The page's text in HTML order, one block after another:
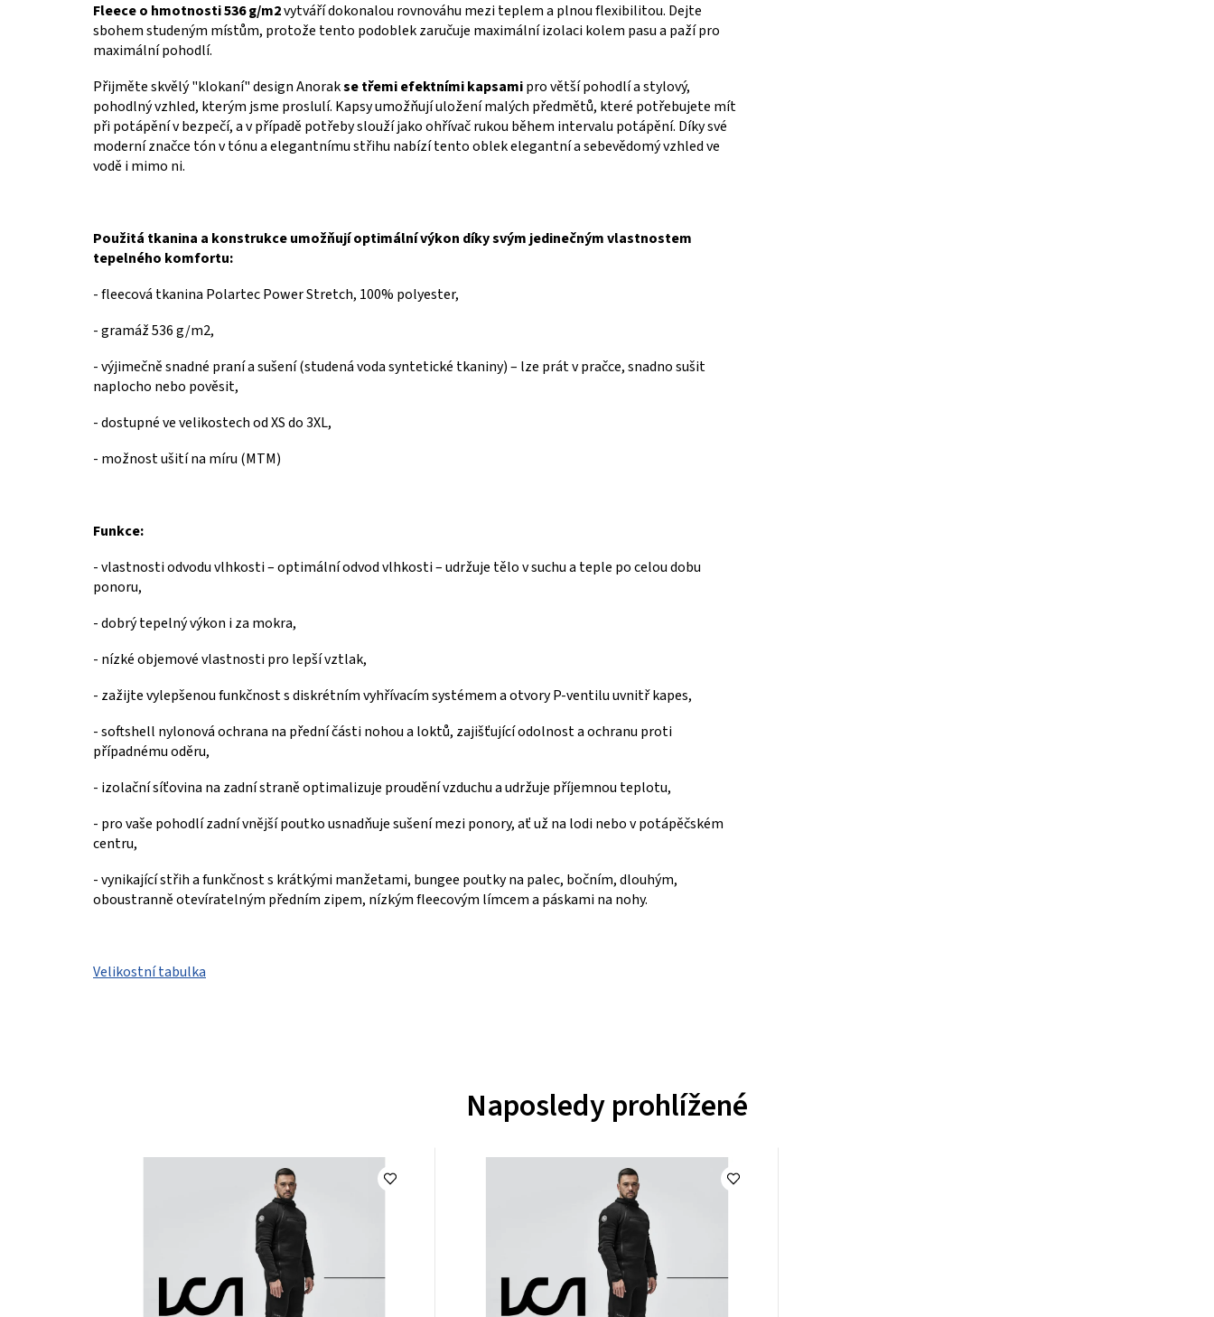
Fleece o hmotnosti 536 g/m2vytváří dokonalou rovnováhu mezi teplem a plnou flexibilitou. Dejte
sbohem studeným místům, protože tento podoblek zaručuje maximální izolaci kolem pasu a paží pro
maximální pohodlí.
Přijměte skvělý "klokaní" design Anorakse třemi efektními kapsamipro větší pohodlí a stylový,
pohodlný vzhled, kterým jsme proslulí. Kapsy umožňují uložení malých předmětů, které potřebujete mít
při potápění v bezpečí, a v případě potřeby slouží jako ohřívač rukou během intervalu potápění. Díky své
moderní značce tón v tónu a elegantnímu střihu nabízí tento oblek elegantní a sebevědomý vzhled ve
vodě i mimo ni.
Použitá tkanina a konstrukce umožňují optimální výkon díky svým jedinečným vlastnostem
tepelného komfortu:
-fleecová tkanina Polartec Power Stretch, 100% polyester,
-gramáž 536 g/m2,
-výjimečně snadné praní a sušení (studená voda syntetické tkaniny) – lze prát v pračce, snadno sušit
naplocho nebo pověsit,
-dostupné ve velikostech od XS do 3XL,
- možnost ušití na míru (MTM)
Funkce:
-vlastnosti odvodu vlhkosti – optimální odvod vlhkosti – udržuje tělo v suchu a teple po celou dobu
ponoru,
-dobrý tepelný výkon i za mokra,
- nízké objemové vlastnosti pro lepší vztlak,
- zažijte vylepšenou funkčnost s diskrétním vyhřívacím systémem a otvory P-ventilu uvnitř kapes,
-softshell nylonová ochrana na přední části nohou a loktů, zajišťující odolnost a ochranu proti
případnému oděru,
- izolační síťovina na zadní straně optimalizuje proudění vzduchu a udržuje příjemnou teplotu,
- pro vaše pohodlí zadní vnější poutko usnadňuje sušení mezi ponory, ať už na lodi nebo v potápěčském
centru,
-vynikající střih a funkčnost s krátkými manžetami, bungee poutky na palec, bočním, dlouhým,
oboustranně otevíratelným předním zipem, nízkým fleecovým límcem a páskami na nohy.
Velikostní tabulka
Naposledy prohlížené